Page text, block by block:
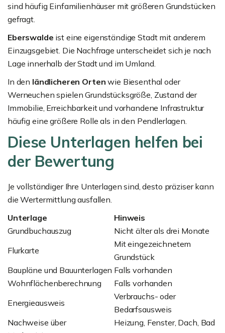
sind häufig Einfamilienhäuser mit größeren Grundstücken
gefragt.
Eberswalde ist eine eigenständige Stadt mit anderem
Einzugsgebiet. Die Nachfrage unterscheidet sich je nach
Lage innerhalb der Stadt und im Umland.
In den ländlicheren Orten wie Biesenthal oder
Werneuchen spielen Grundstücksgröße, Zustand der
Immobilie, Erreichbarkeit und vorhandene Infrastruktur
häufig eine größere Rolle als in den Pendlerlagen.
Diese Unterlagen helfen bei
der Bewertung
Je vollständiger Ihre Unterlagen sind, desto präziser kann
die Wertermittlung ausfallen.
Unterlage
Hinweis
Grundbuchauszug
Nicht älter als drei Monate
Flurkarte
Mit eingezeichnetem
Grundstück
Baupläne und Bauunterlagen Falls vorhanden
Wohnflächenberechnung
Falls vorhanden
Energieausweis
Verbrauchs- oder
Bedarfsausweis
Nachweise über
Heizung, Fenster, Dach, Bad